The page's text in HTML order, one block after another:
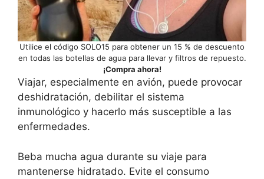
Utilice el código SOLO15 para obtener un 15 % de descuento
en todas las botellas de agua para llevar y filtros de repuesto.
¡Compra ahora!
Viajar, especialmente en avión, puede provocar
deshidratación, debilitar el sistema
inmunológico y hacerlo más susceptible a las
enfermedades.
Beba mucha agua durante su viaje para
mantenerse hidratado. Evite el consumo